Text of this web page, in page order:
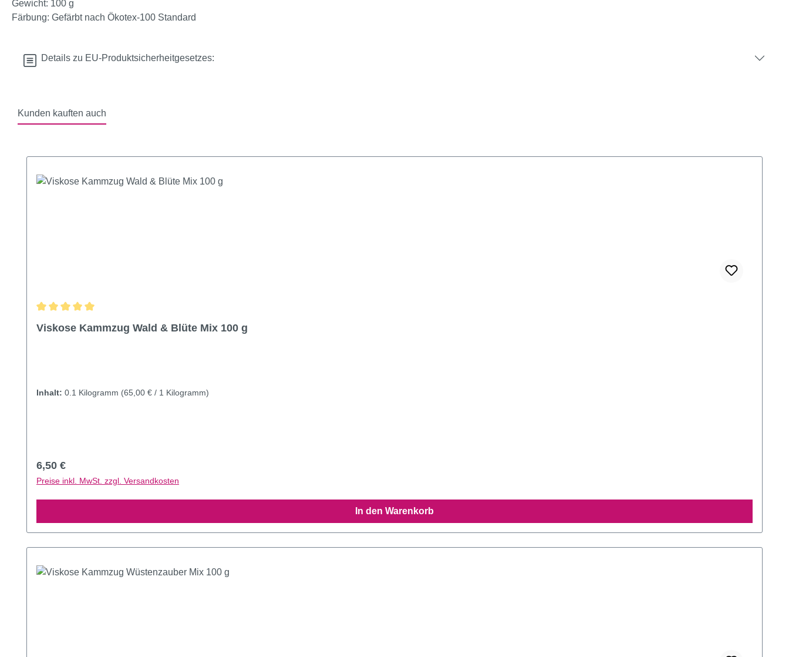
Gewicht: 100 g
Färbung: Gefärbt nach Ökotex-100 Standard
Details zu EU-Produktsicherheitgesetzes:
Kunden kauften auch
Durchschnittliche Bewertung von 5 von 5 Sternen
Viskose Kammzug Wald & Blüte Mix 100 g
Inhalt: 0.1 Kilogramm (65,00 € / 1 Kilogramm)
Regulärer Preis:
6,50 €
Preise inkl. MwSt. zzgl. Versandkosten
In den Warenkorb